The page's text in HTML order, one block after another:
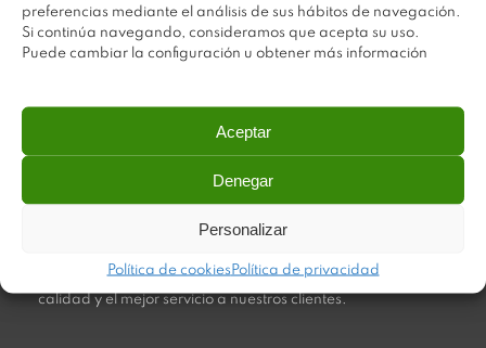
preferencias mediante el análisis de sus hábitos de navegación.
Si continúa navegando, consideramos que acepta su uso.
Puede cambiar la configuración u obtener más información
Aceptar
Denegar
Personalizar
Política de cookies Política de privacidad
innovadores y de máxima calidad, invirtiendo con decisión
dinámicas y operativas. Utilizamos materiales de primera
calidad y el mejor servicio a nuestros clientes.